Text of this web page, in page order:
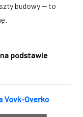
budowy — to
na podstawie
Vovk-Overko